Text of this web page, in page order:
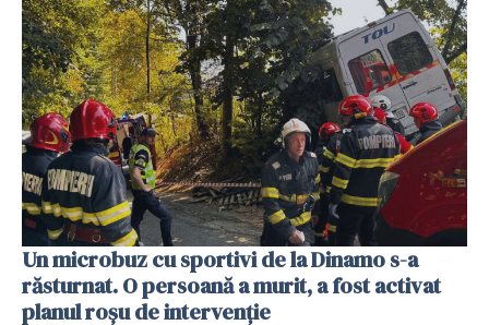
Un microbuz cu sportivi de la Dinamo s-a
răsturnat. O persoană a murit, a fost activat
planul roșu de intervenție